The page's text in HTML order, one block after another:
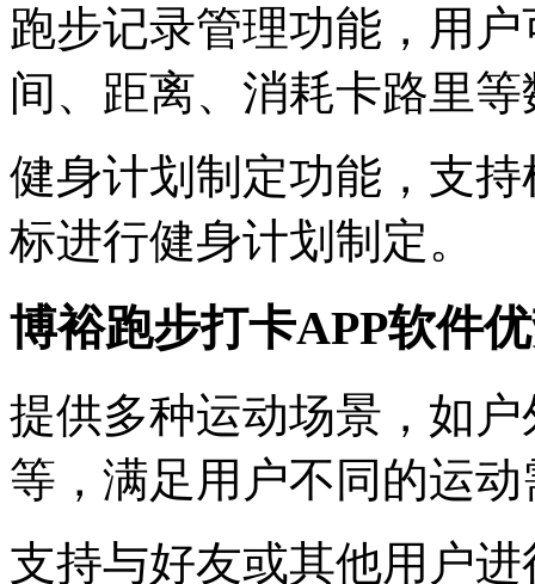
跑步记录管理功能，用
间、距离、消耗卡路里
健身计划制定功能，支
标进行健身计划制定。
博裕跑步打卡APP软件
提供多种运动场景，如
等，满足用户不同的运动
支持与好友或其他用户